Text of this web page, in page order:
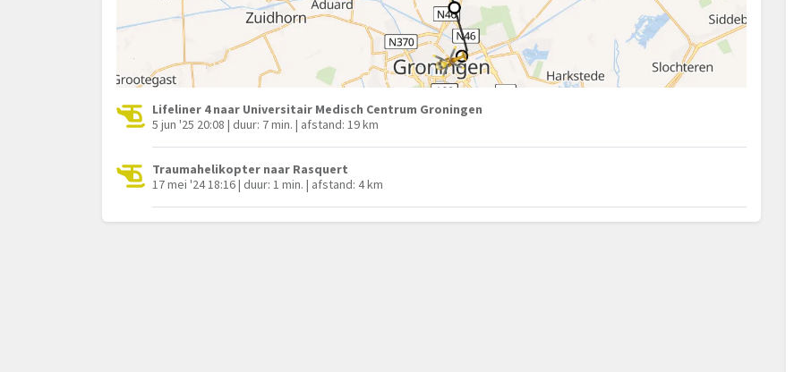
Lifeliner 4 naar Universitair Medisch Centrum Groningen
5 jun '25 20:08 | duur: 7 min. | afstand: 19 km
Traumahelikopter naar Rasquert
17 mei '24 18:16 | duur: 1 min. | afstand: 4 km